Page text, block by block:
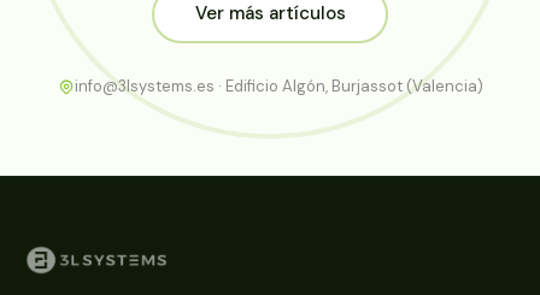
Ver más artículos
info@3lsystems.es · Edificio Algón, Burjassot (Valencia)